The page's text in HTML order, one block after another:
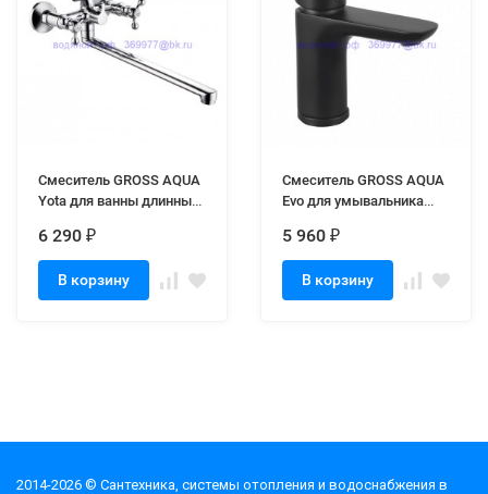
Смеситель GROSS AQUA
Yota для ванны длинный
6 290 ₽
В корзину
Смеситель GROSS AQUA
Evo для умывальника
5 960 ₽
В корзину
2014-2026 © Cантехника, системы отопления и водоснабжения в